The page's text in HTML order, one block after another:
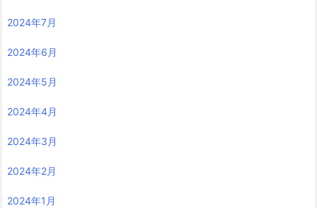
2024年7月
2024年6月
2024年5月
2024年4月
2024年3月
2024年2月
2024年1月